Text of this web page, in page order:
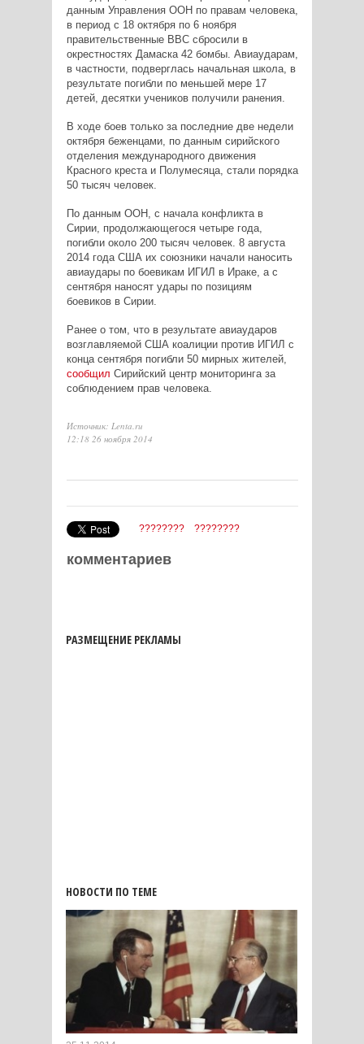
данным Управления ООН по правам человека,
в период с 18 октября по 6 ноября
правительственные ВВС сбросили в
окрестностях Дамаска 42 бомбы. Авиаударам,
в частности, подверглась начальная школа, в
результате погибли по меньшей мере 17
детей, десятки учеников получили ранения.
В ходе боев только за последние две недели
октября беженцами, по данным сирийского
отделения международного движения
Красного креста и Полумесяца, стали порядка
50 тысяч человек.
По данным ООН, с начала конфликта в
Сирии, продолжающегося четыре года,
погибли около 200 тысяч человек. 8 августа
2014 года США их союзники начали наносить
авиаудары по боевикам ИГИЛ в Ираке, а с
сентября наносят удары по позициям
боевиков в Сирии.
Ранее о том, что в результате авиаударов
возглавляемой США коалиции против ИГИЛ с
конца сентября погибли 50 мирных жителей,
сообщил Сирийский центр мониторинга за
соблюдением прав человека.
Источник: Lenta.ru
12:18 26 ноября 2014
???????? ????????
комментариев
РАЗМЕЩЕНИЕ РЕКЛАМЫ
НОВОСТИ ПО ТЕМЕ